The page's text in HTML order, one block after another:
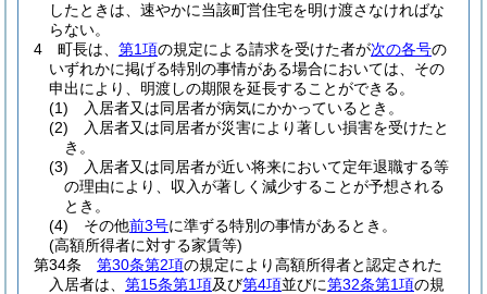
したときは、速やかに当該町営住宅を明け渡さなければな
らない。
4
町長は、 第1項の規定による請求を受けた者が次の各号の
いずれかに掲げる特別の事情がある場合においては、その
申出により、明渡しの期限を延長することができる。
(1)
入居者又は同居者が病気にかかっているとき。
(2)
入居者又は同居者が災害により著しい損害を受けたと
き。
(3)
入居者又は同居者が近い将来において定年退職する等
の理由により、収入が著しく減少することが予想される
とき。
(4)
その他前3号に準ずる特別の事情があるとき。
(高額所得者に対する家賃等)
第34条
第30条第2項の規定により高額所得者と認定された
入居者は、 第15条第1項及び第4項並びに第32条第1項の規